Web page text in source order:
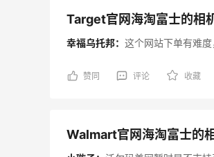
Target官网海淘富士的相
幸福乌托邦： 这个网站下单有难
赞同 评论 收藏
Walmart官网海淘富士的